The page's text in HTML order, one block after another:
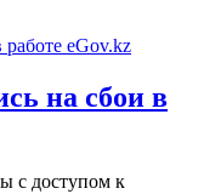
на сбои в
с доступом к